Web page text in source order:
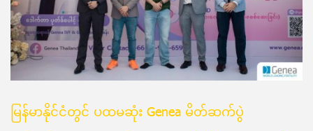
မြန်မာနိုင်ငံတွင် ပထမဆုံး Genea မိတ်ဆက်ပွဲ